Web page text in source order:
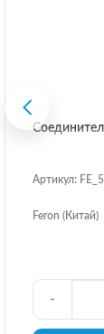
Артикул:
Feron (Китай)
-